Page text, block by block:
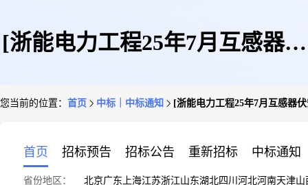
[浙能电力工程25年7月互感器伏
您当前的位置： 首页 中标｜中标通知 [浙能电力工程25年7月互感器
首页 招标预告 招标公告 重新招标 中标通知
省份地区： 北京广东 上海江苏浙江山东湖北四川 河北河南天津山